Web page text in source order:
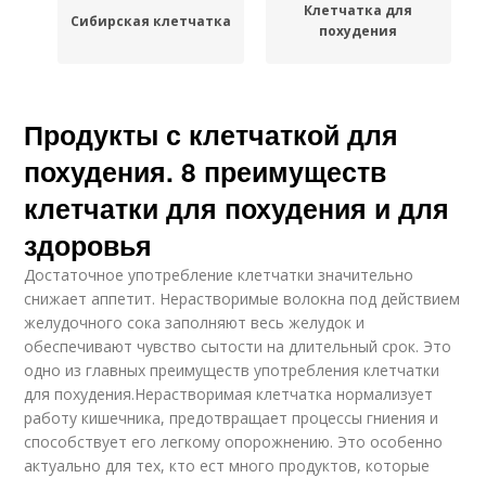
Сибирская клетчатка
Клетчатка для
похудения
Продукты с клетчаткой для
похудения. 8 преимуществ
клетчатки для похудения и для
здоровья
Достаточное употребление клетчатки значительно
снижает аппетит. Нерастворимые волокна под действием
желудочного сока заполняют весь желудок и
обеспечивают чувство сытости на длительный срок. Это
одно из главных преимуществ употребления клетчатки
для похудения.Нерастворимая клетчатка нормализует
работу кишечника, предотвращает процессы гниения и
способствует его легкому опорожнению. Это особенно
актуально для тех, кто ест много продуктов, которые